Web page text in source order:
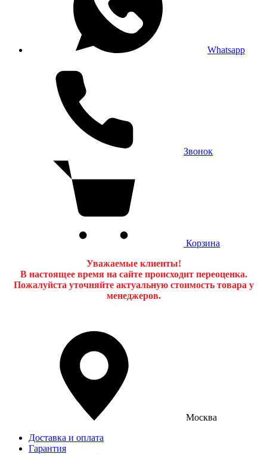
Whatsapp
Звонок
Корзина
Уважаемые клиенты!
В настоящее время на сайте происходит переоценка.
Пожалуйста уточняйте актуальную стоимость товара у
менеджеров.
Москва
Доставка и оплата
Гарантия